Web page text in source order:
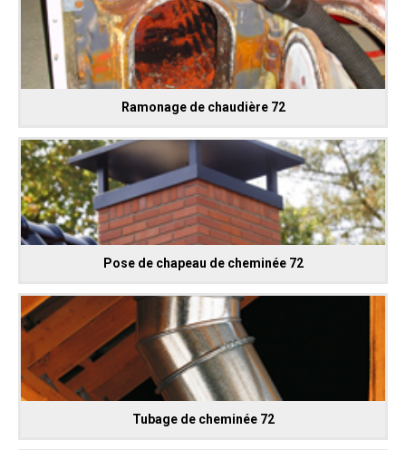
Ramonage de chaudière 72
Pose de chapeau de cheminée 72
Tubage de cheminée 72